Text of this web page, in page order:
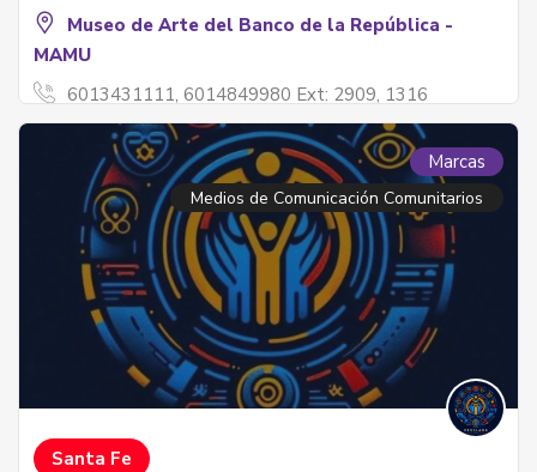
Museo de Arte del Banco de la República -
MAMU
6013431111, 6014849980 Ext: 2909, 1316
Marcas
Medios de Comunicación Comunitarios
Santa Fe